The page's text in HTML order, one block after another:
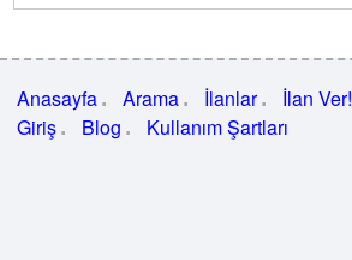
Anasayfa Arama İlanlar
İlan Ver!
Giriş
Blog Kullanım Şartları